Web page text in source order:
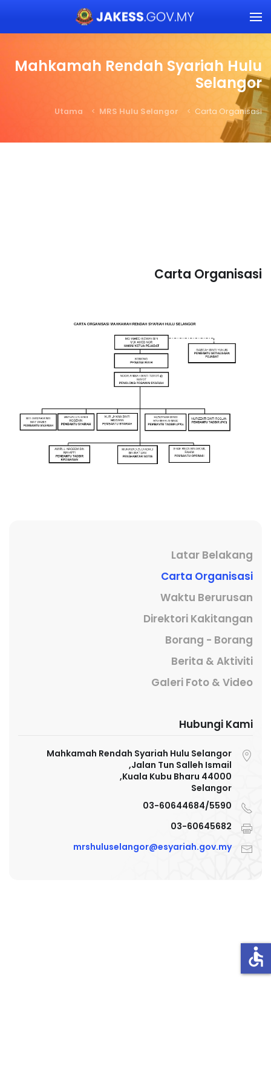
Skip to main content
Mahkamah Rendah Syariah Hulu
Selangor
Utama MRS Hulu Selangor Carta Organisasi
Carta Organisasi
Latar Belakang
Carta Organisasi
Waktu Berurusan
Direktori Kakitangan
Borang - Borang
Berita & Aktiviti
Galeri Foto & Video
Hubungi Kami
Mahkamah Rendah Syariah Hulu Selangor
Jalan Tun Salleh Ismail,
44000 Kuala Kubu Bharu,
Selangor
03-60644684/5590
03-60645682
mrshuluselangor@esyariah.gov.my
accessible